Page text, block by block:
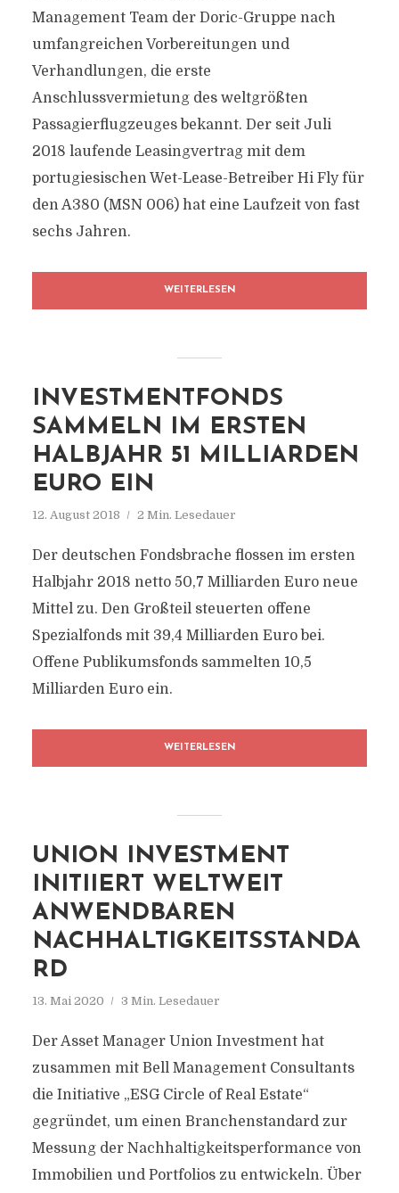
Management Team der Doric-Gruppe nach
umfangreichen Vorbereitungen und
Verhandlungen, die erste
Anschlussvermietung des weltgrößten
Passagierflugzeuges bekannt. Der seit Juli
2018 laufende Leasingvertrag mit dem
portugiesischen Wet-Lease-Betreiber Hi Fly für
den A380 (MSN 006) hat eine Laufzeit von fast
sechs Jahren.
WEITERLESEN
INVESTMENTFONDS
SAMMELN IM ERSTEN
HALBJAHR 51 MILLIARDEN
EURO EIN
12. August 2018 2 Min. Lesedauer
Der deutschen Fondsbrache flossen im ersten
Halbjahr 2018 netto 50,7 Milliarden Euro neue
Mittel zu. Den Großteil steuerten offene
Spezialfonds mit 39,4 Milliarden Euro bei.
Offene Publikumsfonds sammelten 10,5
Milliarden Euro ein.
WEITERLESEN
UNION INVESTMENT
INITIIERT WELTWEIT
ANWENDBAREN
NACHHALTIGKEITSSTANDA
RD
13. Mai 2020 3 Min. Lesedauer
Der Asset Manager Union Investment hat
zusammen mit Bell Management Consultants
die Initiative „ESG Circle of Real Estate“
gegründet, um einen Branchenstandard zur
Messung der Nachhaltigkeitsperformance von
Immobilien und Portfolios zu entwickeln. Über